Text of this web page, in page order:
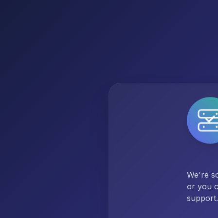
We're
or you
support.